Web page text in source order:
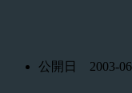
公開日 2003-